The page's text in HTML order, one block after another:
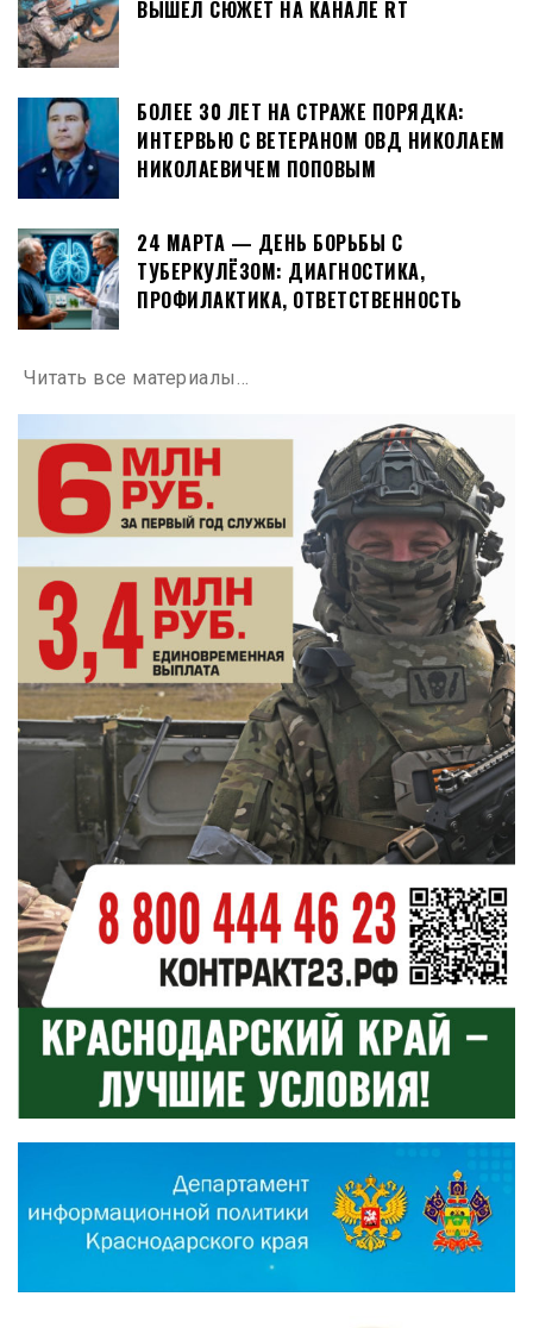
ВЫШЕЛ СЮЖЕТ НА КАНАЛЕ RT
БОЛЕЕ 30 ЛЕТ НА СТРАЖЕ ПОРЯДКА:
ИНТЕРВЬЮ С ВЕТЕРАНОМ ОВД НИКОЛАЕМ
НИКОЛАЕВИЧЕМ ПОПОВЫМ
24 МАРТА — ДЕНЬ БОРЬБЫ С
ТУБЕРКУЛЁЗОМ: ДИАГНОСТИКА,
ПРОФИЛАКТИКА, ОТВЕТСТВЕННОСТЬ
Читать все материалы…